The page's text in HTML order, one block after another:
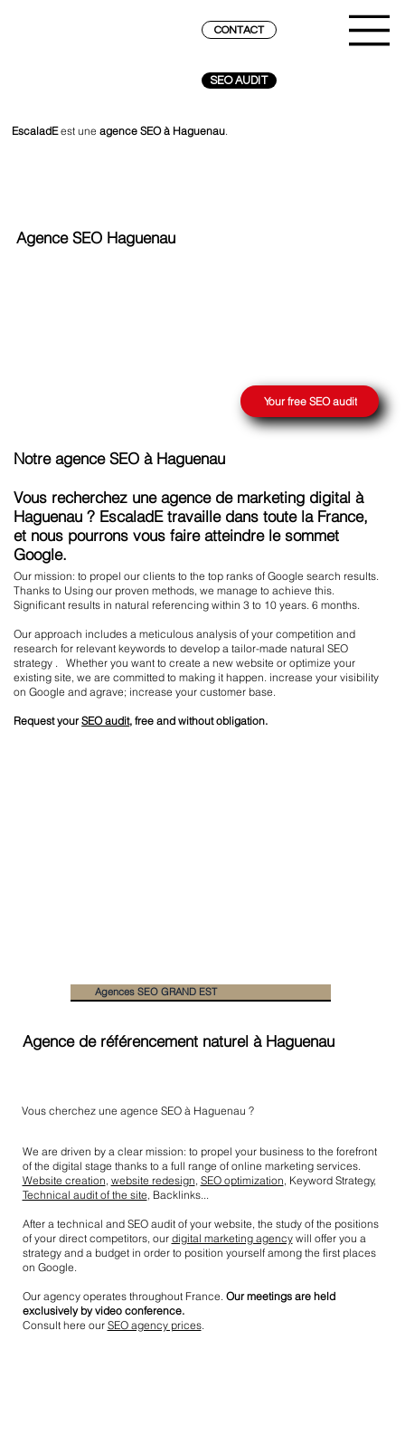
SEO AUDIT
CONTACT
EscaladEest uneagence SEO à Haguenau.
Agence SEO Haguenau
Your free SEO audit
Agence de référencement naturel à Haguenau
Vous cherchez une agence SEO à Haguenau ?
We are driven by a clear mission: to propel your business to the forefront
of the digital stage thanks to a full range of online marketing services.
Website creation website redesign SEO optimization , Keyword Strategy,
Technical audit of the site , Backlinks...
After a technical and SEO audit of your website, the study of the positions
of your direct competitors, our digital marketing agencywill offer you a
strategy and a budget in order to position yourself among the first places
on Google.
Our agency operates throughout France. Our meetings are held
exclusively by video conference.
Consult here our SEO agency prices.
Our mission: to propel our clients to the top ranks of Google search results.
Thanks to Using our proven methods, we manage to achieve this.
Significant results in natural referencing within 3 to 10 years. 6 months.
Our approach includes a meticulous analysis of your competition and
research for relevant keywords to develop a tailor-made natural SEO
strategy . Whether you want to create a new website or optimize your
existing site, we are committed to making it happen. increase your visibility
on Google and agrave; increase your customer base.
Request yourSEO audit, free and without obligation.
Vous recherchez une agence de marketing digital à
Haguenau ? EscaladE travaille dans toute la France,
et nous pourrons vous faire atteindre le sommet
Google.
Notre agence SEO à Haguenau
Agences SEO GRAND EST